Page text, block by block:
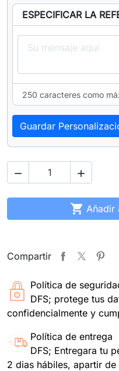
ESPECIFICAR LA
250 caracteres como
Guardar
 
 Añadir
Compartir
Política de
DFS; protege tus
confidencialmente y
Política de entrega
DFS; Entregara tu
2 dias hábiles, apartir